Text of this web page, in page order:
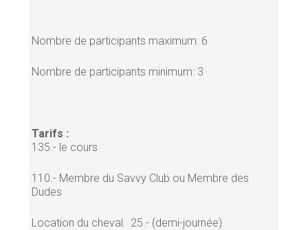
Nombre de participants maximum: 6
Nombre de participants minimum: 3
Tarifs :
135.- le cours
110.- Membre du Savvy Club ou Membre des
Dudes
Location du cheval: 25.- (demi-journée)